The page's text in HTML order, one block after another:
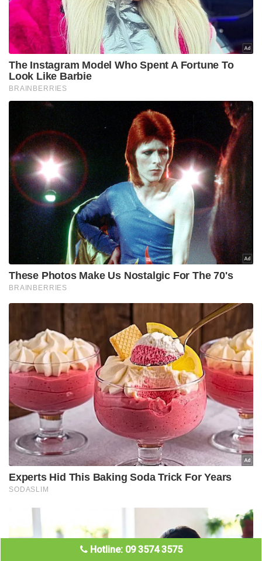
Hotline: 09 3574 3575